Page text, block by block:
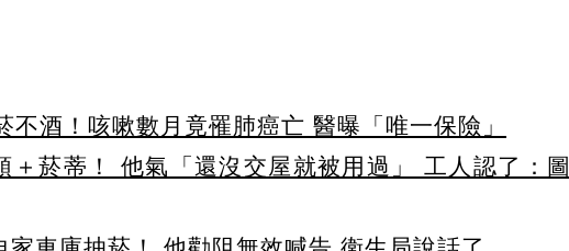
不酒！咳嗽數月竟罹肺癌亡 醫曝「唯一保險」
＋菸蒂！ 他氣「還沒交屋就被用過」 工人認了：圖